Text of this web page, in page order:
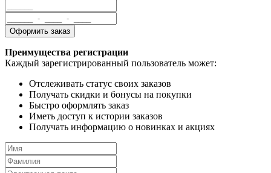
Преимущества регистрации
Каждый зарегистрированный пользователь может:
Отслеживать статус своих заказов
Получать скидки и бонусы на покупки
Быстро оформлять заказ
Иметь доступ к истории заказов
Получать информацию о новинках и акциях